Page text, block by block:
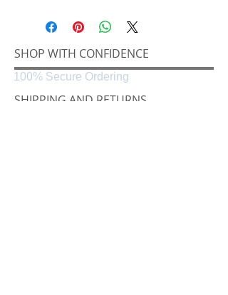
SHOP WITH CONFIDENCE
SHIPPING AND RETURNS
100% Secure Ordering